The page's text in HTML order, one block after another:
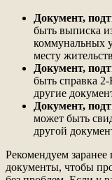
Документ,
быть выписка
коммунальных
месту
Документ,
быть справка
другие
Документ,
может быть
другой
Рекомендуем
документы, чтобы